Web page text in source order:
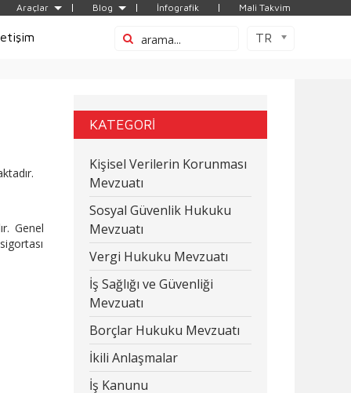
Araçlar Blog İnfografik Mali Takvim
TR
Genel
KATEGORİ
Kişisel Verilerin Korunması
Mevzuatı
Sosyal Güvenlik Hukuku
Mevzuatı
Vergi Hukuku Mevzuatı
İş Sağlığı ve Güvenliği
Mevzuatı
Borçlar Hukuku Mevzuatı
İkili Anlaşmalar
İş Kanunu